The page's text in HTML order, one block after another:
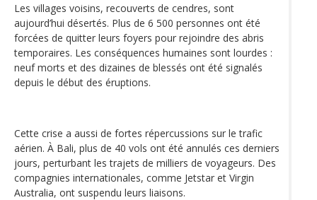
Les villages voisins, recouverts de cendres, sont
aujourd’hui désertés. Plus de 6 500 personnes ont été
forcées de quitter leurs foyers pour rejoindre des abris
temporaires. Les conséquences humaines sont lourdes :
neuf morts et des dizaines de blessés ont été signalés
depuis le début des éruptions.
Cette crise a aussi de fortes répercussions sur le trafic
aérien. À Bali, plus de 40 vols ont été annulés ces derniers
jours, perturbant les trajets de milliers de voyageurs. Des
compagnies internationales, comme Jetstar et Virgin
Australia, ont suspendu leurs liaisons.